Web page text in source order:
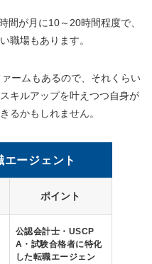
間が月に10～20時間程度で、
職場もあります。
ームもあるので、それくらい
キルアップを叶えつつ自身が
るかもしれません。
ージェント
ポイント
公認会計士・USCP
A・試験合格者に特化
した転職エージェン